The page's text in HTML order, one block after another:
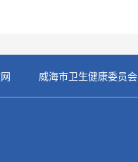
威海市卫生健康委员会